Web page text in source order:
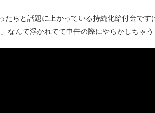
メ公式ガイド感想
年二級建築士学科試験結果速報（仮）
ビルの中に入っているグループ会社の嫁子 [
らと話題に上がっている持続化給付金です
なんて浮かれてて申告の際にやらかしちゃ